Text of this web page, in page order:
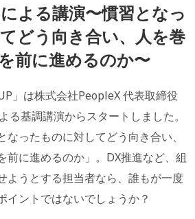
よる講演〜慣習となっ
どう向き合い、人を巻
前に進めるのか〜
」は株式会社PeopleX 代表取締役
る基調講演からスタートしました。
ったものに対してどう向き合い、
前に進めるのか」。DX推進など、組
ようとする担当者なら、誰もが一度
イントではないでしょうか？